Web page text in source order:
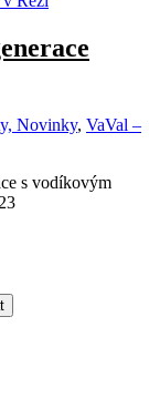
Novinky, VaVal –
s vodíkovým